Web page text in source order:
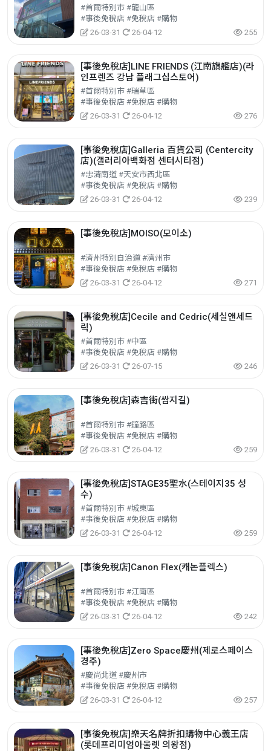
#首爾特別市 #龍山區
#事後免稅店 #免稅店 #購物
26-03-31
26-04-12 255
[事後免稅店]LINE FRIENDS (江南旗艦店)(라
인프렌즈 강남 플래그십스토어)
#首爾特別市 #瑞草區
#事後免稅店 #免稅店 #購物
26-03-31
26-04-12 276
[事後免稅店]Galleria 百貨公司 (Centercity
店)(갤러리아백화점 센터시티점)
#忠清南道 #天安市西北區
#事後免稅店 #免稅店 #購物
26-03-31
26-04-12 239
[事後免稅店]MOISO(모이소)
#濟州特別自治道 #濟州市
#事後免稅店 #免稅店 #購物
26-03-31
26-04-12 271
[事後免稅店]Cecile and Cedric(세실앤세드
릭)
#首爾特別市 #中區
#事後免稅店 #免稅店 #購物
26-03-31
26-07-15 246
[事後免稅店]森吉街(쌈지길)
#首爾特別市 #鐘路區
#事後免稅店 #免稅店 #購物
26-03-31
26-04-12 259
[事後免稅店]STAGE35聖水(스테이지35 성
수)
#首爾特別市 #城東區
#事後免稅店 #免稅店 #購物
26-03-31
26-04-12 259
[事後免稅店]Canon Flex(캐논플렉스)
#首爾特別市 #江南區
#事後免稅店 #免稅店 #購物
26-03-31
26-04-12 242
[事後免稅店]Zero Space慶州(제로스페이스
경주)
#慶尚北道 #慶州市
#事後免稅店 #免稅店 #購物
26-03-31
26-04-12 257
[事後免稅店]樂天名牌折扣購物中心義王店
(롯데프리미엄아울렛 의왕점)